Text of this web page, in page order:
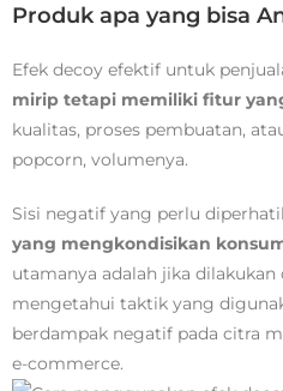
Produk apa yang bisa
Efek decoy efektif untuk
mirip tetapi memiliki fitur
kualitas, proses pembuatan,
popcorn, volumenya.
Sisi negatif yang perlu
yang mengkondisikan
utamanya adalah jika
mengetahui taktik yang
berdampak negatif pada citra
e-commerce.